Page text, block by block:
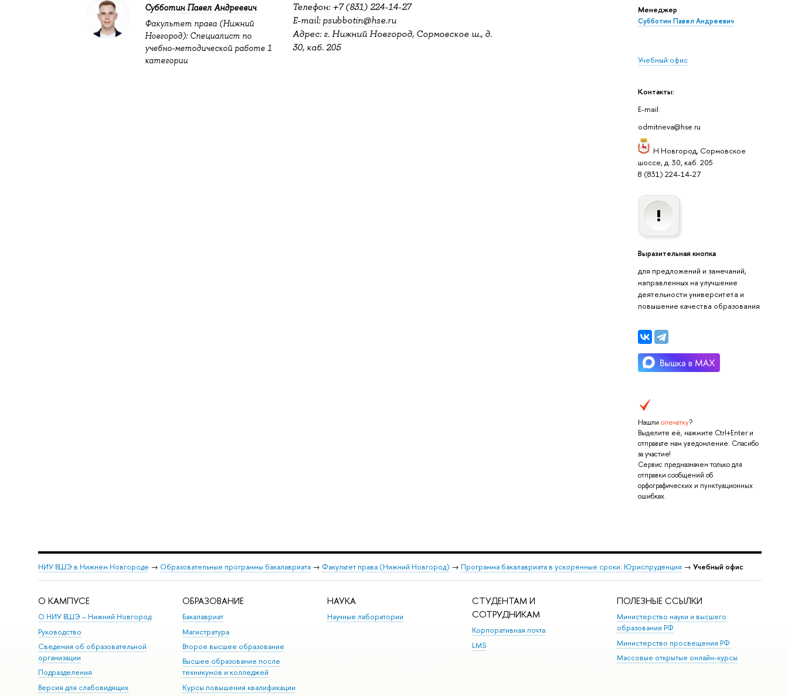
Менеджер
Субботин Павел Андреевич
Учебный офис
Контакты:
E-mail:
odmitrieva@hse.ru
Н.Новгород, Сормовское
шоссе, д. 30, каб. 205
8 (831) 224-14-27
Выразительная кнопка
для предложений и замечаний,
направленных на улучшение
деятельности университета и
повышение качества образования
Нашли опечатку?
Выделите её, нажмите Ctrl+Enter и
отправьте нам уведомление. Спасибо
за участие!
Сервис предназначен только для
отправки сообщений об
орфографических и пунктуационных
ошибках.
Субботин Павел Андреевич
Факультет права (Нижний
Новгород): Специалист по
учебно-методической работе 1
категории
Телефон: +7 (831) 224-14-27
E-mail: psubbotin@hse.ru
Адрес: г. Нижний Новгород, Сормовское ш., д.
30, каб. 205
НИУ ВШЭ в Нижнем Новгороде → Образовательные программы бакалавриата→ Факультет права (Нижний Новгород) → Программа бакалавриата в ускоренные сроки: Юриспруденция → Учебный офис
О КАМПУСЕ
О НИУ ВШЭ – Нижний Новгород
Руководство
Сведения об образовательной
организации
Подразделения
Версия для слабовидящих
ОБРАЗОВАНИЕ
Бакалавриат
Магистратура
Второе высшее образование
Высшее образование после
техникумов и колледжей
Курсы повышения квалификации
НАУКА
Научные лаборатории
СТУДЕНТАМ И
СОТРУДНИКАМ
Корпоративная почта
LMS
ПОЛЕЗНЫЕ ССЫЛКИ
Министерство науки и высшего
образования РФ
Министерство просвещения РФ
Массовые открытые онлайн-курсы